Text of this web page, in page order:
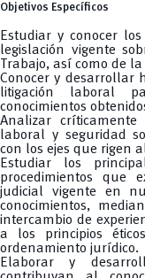
Objetivos Específicos
Estudiar y conocer
legislación vigente
Trabajo, así como de
Conocer y desarrollar
litigación laboral
conocimientos
Analizar
laboral y seguridad
con los ejes que rigen
Estudiar los
procedimientos que
judicial vigente en
conocimientos,
intercambio de
a los principios
ordenamiento jurídico.
Elaborar y